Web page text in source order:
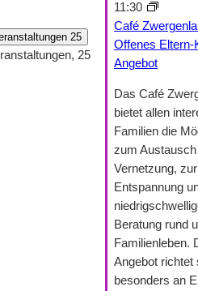
25
25
11:30
Café
Offenes Eltern-
Angebot
Das Café
bietet allen
Familien die
zum
Vernetzung, zur
Entspannung
Beratung rund
Familienleben.
Angebot richtet
besonders an